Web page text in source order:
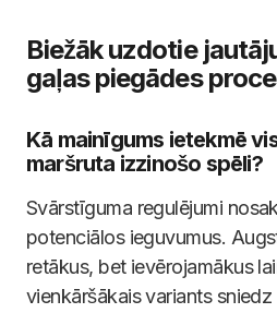
Biežāk uzdotie
gaļas piegādes
Kā mainīgums ietekmē
maršruta izzinošo spēli?
Svārstīguma regulējumi
potenciālos ieguvumus.
retākus, bet ievērojamākus
vienkāršākais variants